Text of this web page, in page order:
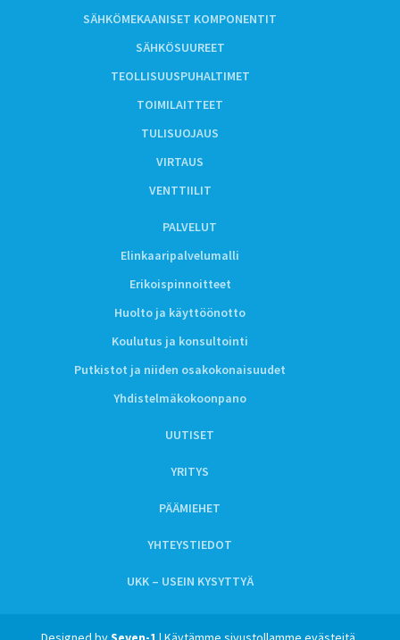
SÄHKÖMEKAANISET KOMPONENTIT
SÄHKÖSUUREET
TEOLLISUUSPUHALTIMET
TOIMILAITTEET
TULISUOJAUS
VIRTAUS
VENTTIILIT
PALVELUT
Elinkaaripalvelumalli
Erikoispinnoitteet
Huolto ja käyttöönotto
Koulutus ja konsultointi
Putkistot ja niiden osakokonaisuudet
Yhdistelmäkokoonpano
UUTISET
YRITYS
PÄÄMIEHET
YHTEYSTIEDOT
UKK – USEIN KYSYTTYÄ